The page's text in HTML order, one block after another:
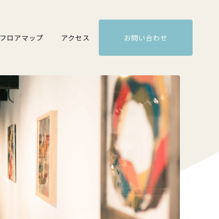
フロアマップ アクセス お問い合わせ